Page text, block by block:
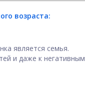
возраста:
является семья.
и даже к негативным